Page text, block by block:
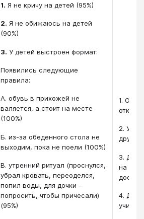
1. Я не кричу на детей (95%)
2. Я не обижаюсь на детей
(90%)
3. У детей выстроен формат:
Появились следующие
правила:
А. обувь в прихожей не
валяется, а стоит на месте
(100%)
Б. из-за обеденного стола не
выходим, пока не поели (100%)
В. утренний ритуал (проснулся,
убрал кровать, переоделся,
попил воды, для дочки –
попросить, чтобы причесали)
(95%)
1.
2.
другу
3.
на
4.
учиться